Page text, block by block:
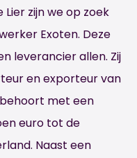
zijn we op zoek
Exoten. Deze
leverancier allen. Zij
en exporteur van
met een
euro tot de
Naast een